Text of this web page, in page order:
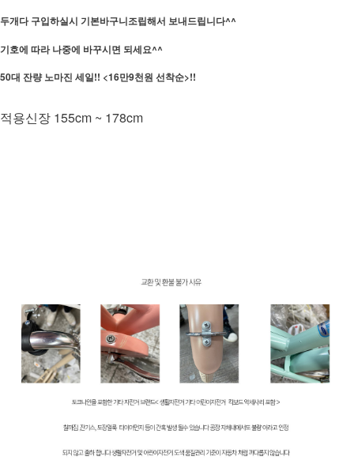
두개다 구입하실시 기본바구니조립해서 보내드립니다^^
기호에 따라 나중에 바꾸시면 되세요^^
50대 잔량 노마진 세일!! <16만9천원 선착순>!!
적용신장 155cm ~ 178cm